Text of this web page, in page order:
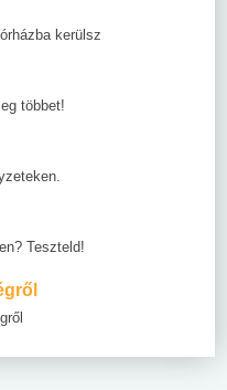
kerülsz
többet!
Teszteld!